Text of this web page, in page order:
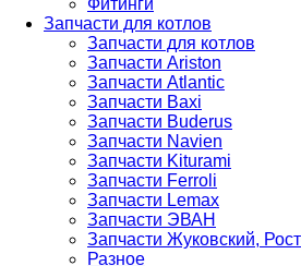
Фитинги
Запчасти для котлов
Запчасти для котлов
Запчасти Ariston
Запчасти Atlantic
Запчасти Baxi
Запчасти Buderus
Запчасти Navien
Запчасти Kiturami
Запчасти Ferroli
Запчасти Lemax
Запчасти ЭВАН
Запчасти Жуковский,
Разное